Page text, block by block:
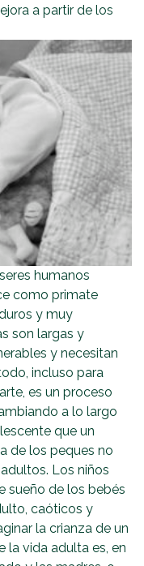
a partir de los
humanos
como primate
y muy
son largas y
y necesitan
incluso para
es un proceso
a lo largo
que un
de los peques no
Los niños
sueño de los bebés
caóticos y
la crianza de un
la vida adulta es, en